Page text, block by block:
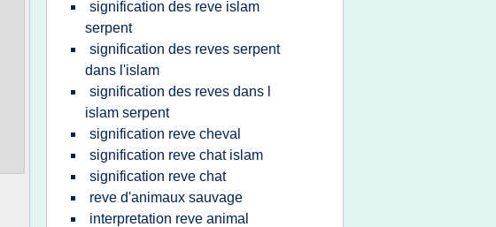
signification des reve islam
serpent
signification des reves serpent
dans l'islam
signification des reves dans l
islam serpent
signification reve cheval
signification reve chat islam
signification reve chat
reve d'animaux sauvage
interpretation reve animal